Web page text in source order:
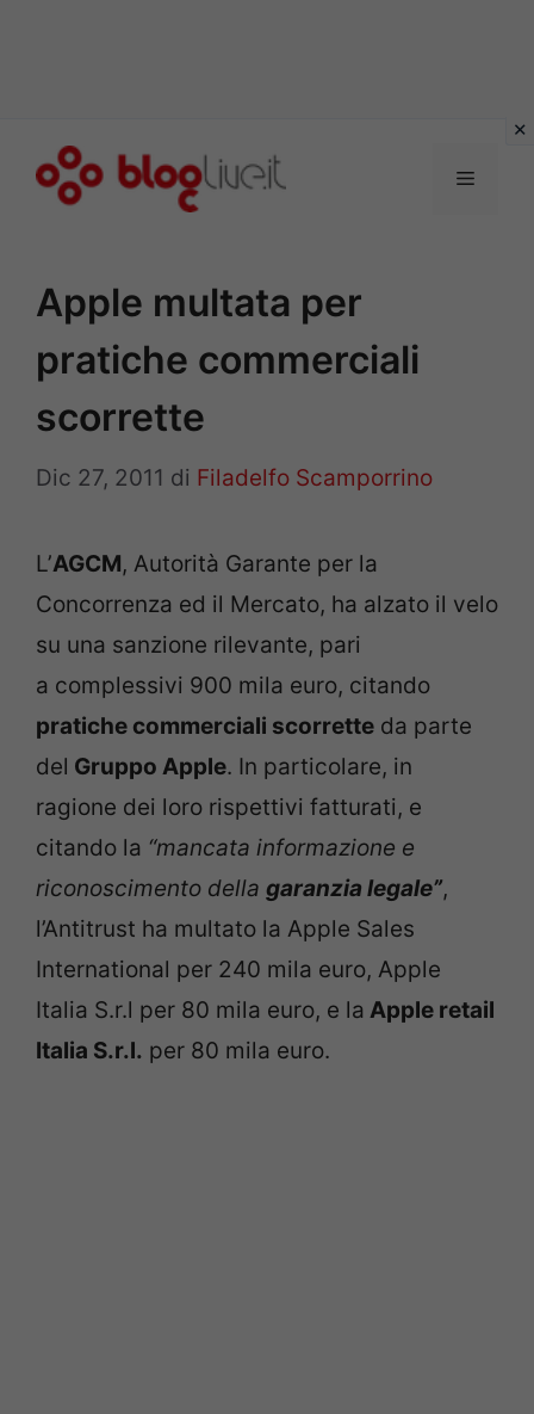
Menu
Apple multata per
pratiche commerciali
scorrette
Dic 27, 2011 di Filadelfo Scamporrino
L’AGCM, Autorità Garante per la
Concorrenza ed il Mercato, ha alzato il velo
su una sanzione rilevante, pari
a complessivi 900 mila euro, citando
pratiche commerciali scorrette da parte
del Gruppo Apple. In particolare, in
ragione dei loro rispettivi fatturati, e
citando la “mancata informazione e
riconoscimento della garanzia legale”,
l’Antitrust ha multato la Apple Sales
International per 240 mila euro, Apple
Italia S.r.l per 80 mila euro, e la Apple retail
Italia S.r.l. per 80 mila euro.